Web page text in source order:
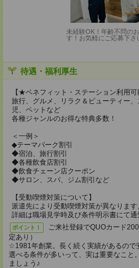
未経験OK！年齢不問の
す！お気軽にご応募下さ
待遇・福利厚生
【★ベネフィット・ステーション利用可
旅行、グルメ、リラク＆ビューティー
児、ペットなど
各種ジャンルのお得な特典多数！
＜一例＞
◆テーマパーク割引
◆宿泊、旅行割引
◆各種飲食店割引
◆飲食チェーン店クーポン
◆サロン、スパ、ジム割引など
【受動喫煙対策について】
派遣先により受動喫煙対策が異なります
詳細は職場見学時及び条件明示書にて通
ポイント！
ご来社登録でQUOカード
定あり）
☆1981年創業。長く続く実績があるので
選べる条件が多いって、実は重要なこと
ましょう♪